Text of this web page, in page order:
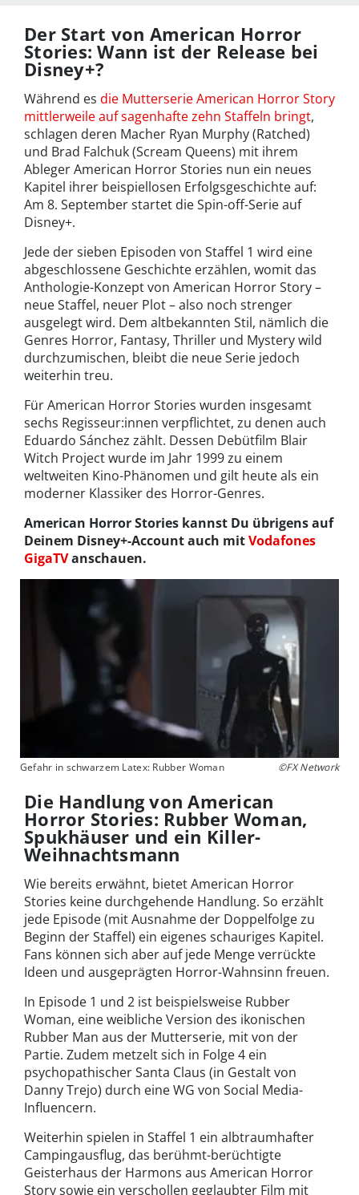
Der Start von American Horror
Stories: Wann ist der Release bei
Disney+?
Während es die Mutterserie American Horror Story
mittlerweile auf sagenhafte zehn Staffeln bringt,
schlagen deren Macher Ryan Murphy (Ratched)
und Brad Falchuk (Scream Queens) mit ihrem
Ableger American Horror Stories nun ein neues
Kapitel ihrer beispiellosen Erfolgsgeschichte auf:
Am 8. September startet die Spin-off-Serie auf
Disney+.
Jede der sieben Episoden von Staffel 1 wird eine
abgeschlossene Geschichte erzählen, womit das
Anthologie-Konzept von American Horror Story –
neue Staffel, neuer Plot – also noch strenger
ausgelegt wird. Dem altbekannten Stil, nämlich die
Genres Horror, Fantasy, Thriller und Mystery wild
durchzumischen, bleibt die neue Serie jedoch
weiterhin treu.
Für American Horror Stories wurden insgesamt
sechs Regisseur:innen verpflichtet, zu denen auch
Eduardo Sánchez zählt. Dessen Debütfilm Blair
Witch Project wurde im Jahr 1999 zu einem
weltweiten Kino-Phänomen und gilt heute als ein
moderner Klassiker des Horror-Genres.
American Horror Stories kannst Du übrigens auf
Deinem Disney+-Account auch mitVodafones
GigaTVanschauen.
Gefahr in schwarzem Latex: Rubber Woman ©FX Network
Die Handlung von American
Horror Stories: Rubber Woman,
Spukhäuser und ein Killer-
Weihnachtsmann
Wie bereits erwähnt, bietet American Horror
Stories keine durchgehende Handlung. So erzählt
jede Episode (mit Ausnahme der Doppelfolge zu
Beginn der Staffel) ein eigenes schauriges Kapitel.
Fans können sich aber auf jede Menge verrückte
Ideen und ausgeprägten Horror-Wahnsinn freuen.
In Episode 1 und 2 ist beispielsweise Rubber
Woman, eine weibliche Version des ikonischen
Rubber Man aus der Mutterserie, mit von der
Partie. Zudem metzelt sich in Folge 4 ein
psychopathischer Santa Claus (in Gestalt von
Danny Trejo) durch eine WG von Social Media-
Influencern.
Weiterhin spielen in Staffel 1 ein albtraumhafter
Campingausflug, das berühmt-berüchtigte
Geisterhaus der Harmons aus American Horror
Story sowie ein verschollen geglaubter Film mit